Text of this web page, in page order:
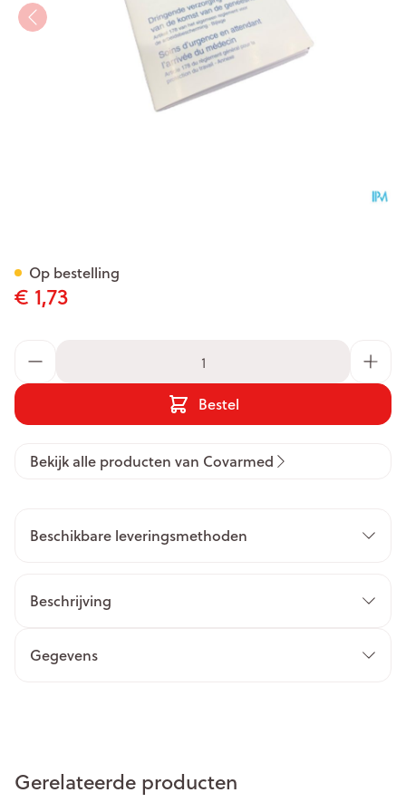
€ 1,73
Bestel
Op bestelling
Bekijk alle producten van Covarmed
Beschikbare leveringsmethoden
Beschrijving
Gegevens
Gerelateerde producten